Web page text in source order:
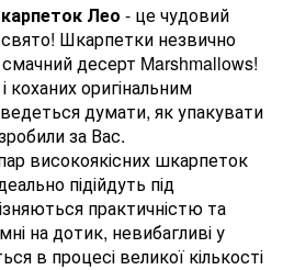
Лео - це чудовий
Шкарпетки незвично
десерт Marshmallows!
коханих оригінальним
думати, як упакувати
за Вас.
високоякісних шкарпеток
підійдуть під
практичністю та
на дотик, невибагливі у
в процесі великої кількості